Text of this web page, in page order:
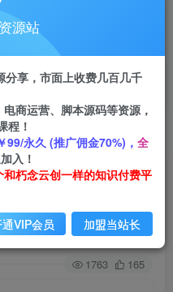
APP下载
GO
新玩法，一个作品变
过万
关注 私信
1763 165
源站
享，市面上收费几百几千
商运营、脚本源码等资源，
程！
99/永久 (推广佣金70%)， 全
入！
朽念云创一样的知识付费平
VIP会员 加盟当站长